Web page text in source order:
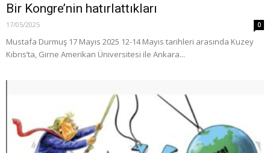
Bir Kongre’nin hatırlattıkları
17/05/2025 0
Mustafa Durmuş 17 Mayıs 2025 12-14 Mayıs tarihleri arasında Kuzey
Kıbrıs’ta, Girne Amerikan Üniversitesi ile Ankara...